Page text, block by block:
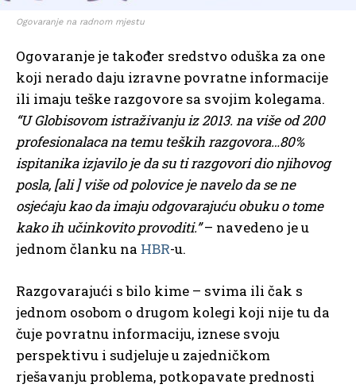
Ogovaranje na radnom mjestu
Ogovaranje je također sredstvo oduška za one
koji nerado daju izravne povratne informacije
ili imaju teške razgovore sa svojim kolegama.
“U Globisovom istraživanju iz 2013. na više od 200
profesionalaca na temu teških razgovora…80%
ispitanika izjavilo je da su ti razgovori dio njihovog
posla, [ali ] više od polovice je navelo da se ne
osjećaju kao da imaju odgovarajuću obuku o tome
kako ih učinkovito provoditi.”– navedeno je u
jednom članku na HBR-u.
Razgovarajući s bilo kime – svima ili čak s
jednom osobom o drugom kolegi koji nije tu da
čuje povratnu informaciju, iznese svoju
perspektivu i sudjeluje u zajedničkom
rješavanju problema, potkopavate prednosti